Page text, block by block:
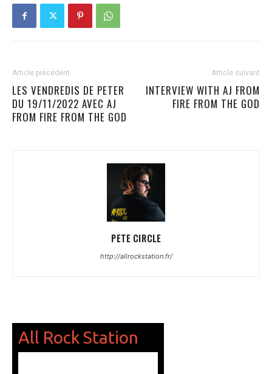
Article précédent
LES VENDREDIS DE PETER
DU 19/11/2022 AVEC AJ
FROM FIRE FROM THE GOD
Article suivant
INTERVIEW WITH AJ FROM
FIRE FROM THE GOD
PETE CIRCLE
http://allrockstation.fr/